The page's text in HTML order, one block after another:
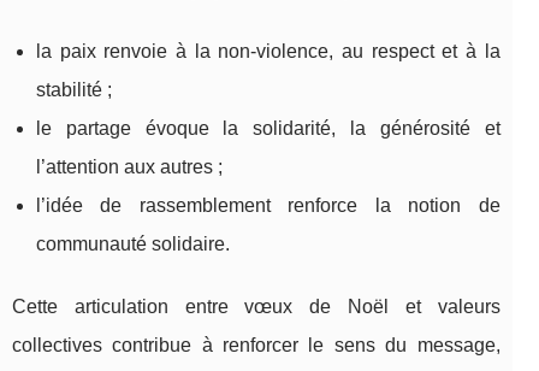
la paix renvoie à la non-violence, au respect et à la
stabilité ;
le partage évoque la solidarité, la générosité et
l’attention aux autres ;
l’idée de rassemblement renforce la notion de
communauté solidaire.
Cette articulation entre vœux de Noël et valeurs
collectives contribue à renforcer le sens du message,